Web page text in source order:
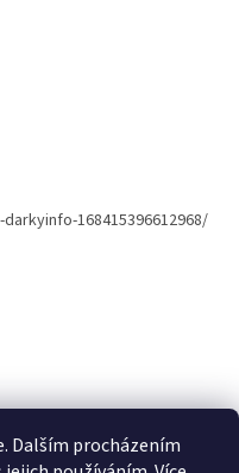
Dalším procházením
168415396612968/